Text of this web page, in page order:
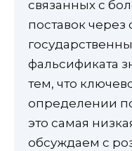
связанных с
поставок через
фальсификата
тем, что
определении
это самая
обсуждаем с